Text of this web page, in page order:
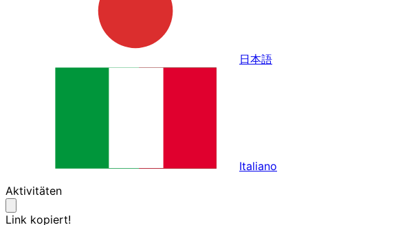
日本語
Italiano
Aktivitäten
Link kopiert!